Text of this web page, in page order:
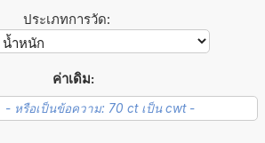
ประเภทการวัด:
ค่าเดิม: